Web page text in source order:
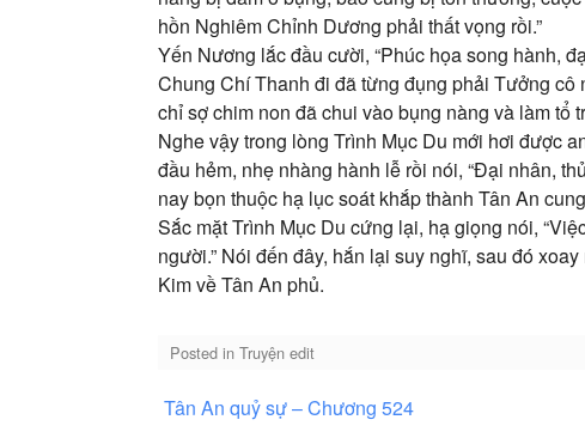
hồn Nghiêm Chỉnh Dương phải thất vọng rồi.”
Yến Nương lắc đầu cười, “Phúc họa song hành,
Chung Chí Thanh đi đã từng đụng phải Tưởng
chỉ sợ chim non đã chui vào bụng nàng và làm tổ
Nghe vậy trong lòng Trình Mục Du mới hơi được
đầu hẻm, nhẹ nhàng hành lễ rồi nói, “Đại nhân,
nay bọn thuộc hạ lục soát khắp thành Tân An
Sắc mặt Trình Mục Du cứng lại, hạ giọng nói,
người.” Nói đến đây, hắn lại suy nghĩ, sau đó
Kim về Tân An phủ.
Posted in Truyện edit
Điều
Tân An quỷ sự – Chương 524